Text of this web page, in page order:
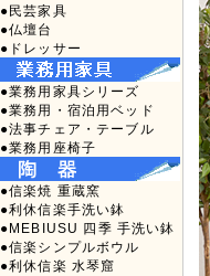
●民芸家具
●仏壇台
●ドレッサー
●業務用家具シリーズ
●業務用・宿泊用ベッド
●法事チェア・テーブル
●業務用座椅子
●信楽焼 重蔵窯
●利休信楽手洗い鉢
●MEBIUSU 四季 手洗い鉢
●信楽シンプルボウル
●利休信楽 水琴窟